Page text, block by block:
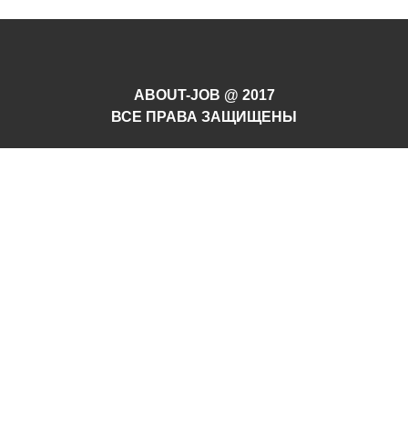
ABOUT-JOB @ 2017
ВСЕ ПРАВА ЗАЩИЩЕНЫ